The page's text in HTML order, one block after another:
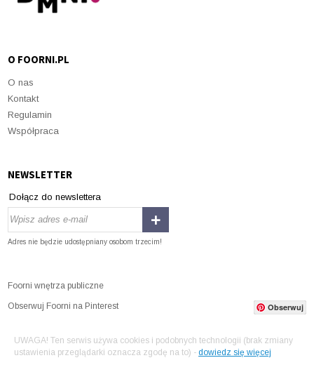
O FOORNI.PL
O nas
Kontakt
Regulamin
Współpraca
NEWSLETTER
Dołącz do newslettera
Adres nie będzie udostępniany osobom trzecim!
Foorni wnętrza publiczne
Obserwuj Foorni na Pinterest Obserwuj
UWAGA! Ten serwis używa cookies i podobnych technologii (brak zmiany
ustawienia przeglądarki oznacza zgodę na to) - dowiedz się więcej